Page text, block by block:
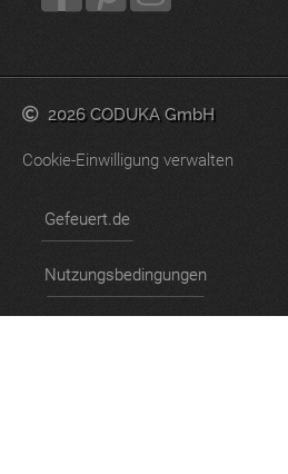
2026 CODUKA GmbH
Cookie-Einwilligung verwalten
Gefeuert.de
Nutzungsbedingungen